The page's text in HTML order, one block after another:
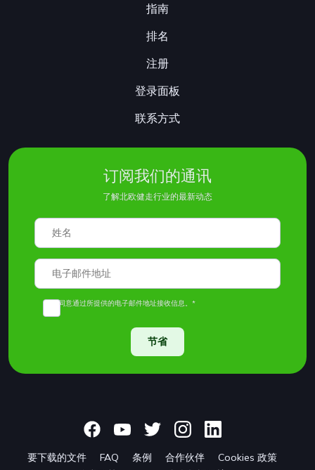
指南
排名
注册
登录面板
联系方式
订阅我们的通讯
了解北欧健走行业的最新动态
我同意通过所提供的电子邮件地址接收信息。*
节省
要下载的文件 FAQ 条例 合作伙伴
Cookies 政策